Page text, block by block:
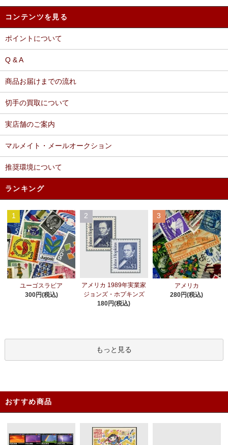
コンテンツを見る
ポイントについて
Q & A
商品お届けまでの流れ
切手の買取について
実店舗のご案内
マルメイト・メールオークション
推奨環境について
ランキング
1
ユーゴスラビア
300円(税込)
2
アメリカ 1989年実業家
ジョンズ・ホプキンズ
180円(税込)
3
アメリカ
280円(税込)
もっと見る
おすすめ商品